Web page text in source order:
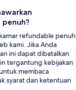
refundable penuh
kami. Jika Anda
ini dapat dibatalkan
tergantung kebijakan
membaca
syarat dan ketentuan